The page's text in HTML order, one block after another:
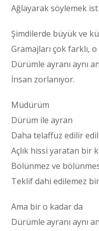
Ağlayarak söylemek
Şimdilerde büyük ve
Gramajları çok farklı,
Dürümle ayranı aynı
İnsan zorlanıyor.
Müdürüm
Dürüm ile ayran
Daha telaffuz edilir
Açlık hissi yaratan bir
Bölünmez ve
Teklif dahi edilemez
Ama bir o kadar da
Dürümle ayranı aynı